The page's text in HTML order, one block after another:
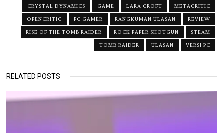
CRYSTAL DYNAMICS GAME LARA CROFT
METACRITIC
OPENCRITIC
PC GAMER RANGKUMAN ULASAN
REVIEW
RISE OF THE TOMB RAIDER
ROCK PAPER SHOTGUN
STEAM
TOMB RAIDER
ULASAN VERSI PC
RELATED POSTS